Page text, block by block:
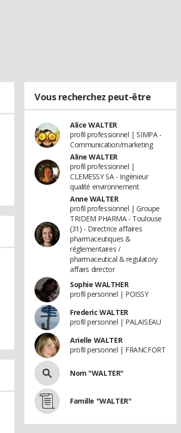
Vous recherchez peut-être
Alice WALTER
profil professionnel | SIMPA -
Communication/marketing
Aline WALTER
profil professionnel |
CLEMESSY SA - Ingénieur
qualité environnement
Anne WALTER
profil professionnel | Groupe
TRIDEM PHARMA - Toulouse
(31) - Directrice affaires
pharmaceutiques &
réglementaires /
pharmaceutical & regulatory
affairs director
Sophie WALTHER
profil personnel | POISSY
Frederic WALTER
profil personnel | PALAISEAU
Arielle WALTER
profil personnel | FRANCFORT
Nom "WALTER"
Famille "WALTER"